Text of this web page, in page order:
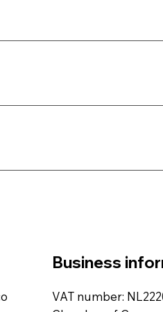
en iedereen een
via een persoonlijke online
zodat je verzekerd bent
Business
VAT number: